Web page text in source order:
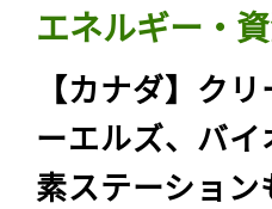
エネルギー・
【カナダ】ク
ーエルズ、バ
素ステーション